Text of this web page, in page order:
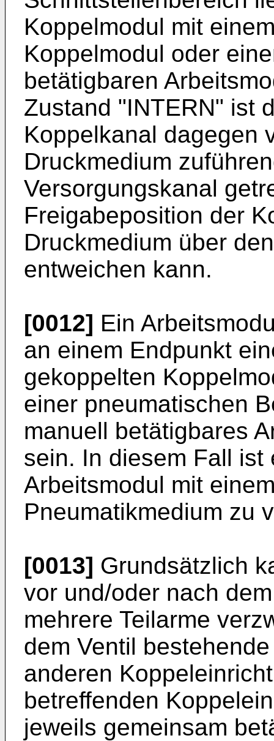
Koppelmodul mit
Koppelmodul oder
betätigbaren
Zustand "INTERN" ist
Koppelkanal dagegen
Druckmedium
Versorgungskanal
Freigabeposition der
Druckmedium über
entweichen kann.
[0012] Ein
an einem Endpunkt
gekoppelten
einer pneumatischen
manuell betätigbares
sein. In diesem Fall
Arbeitsmodul mit
Pneumatikmedium zu
[0013] Grundsätzlich
vor und/oder nach
mehrere Teilarme
dem Ventil
anderen
betreffenden
jeweils gemeinsam